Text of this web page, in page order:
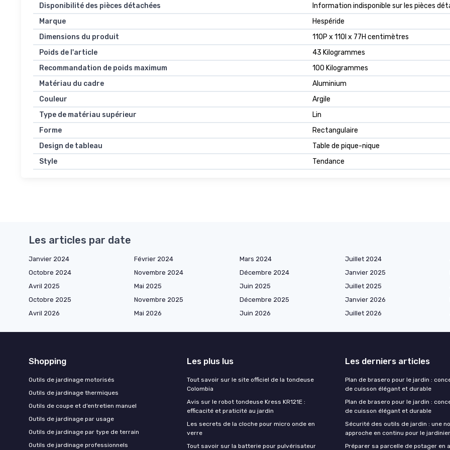
Disponibilité des pièces détachées
‎Information indisponible sur les pièces
Marque
Hespéride
Dimensions du produit
110P x 110l x 77H centimètres
Poids de l'article
43 Kilogrammes
Recommandation de poids maximum
100 Kilogrammes
Matériau du cadre
Aluminium
Couleur
Argile
Type de matériau supérieur
Lin
Forme
Rectangulaire
Design de tableau
Table de pique-nique
Style
Tendance
Les articles par date
Janvier 2024 Février 2024 Mars 2024 Juillet 2024
Octobre 2024
Novembre 2024 Décembre 2024 Janvier 2025
Avril 2025
Mai 2025 Juin 2025 Juillet 2025
Octobre 2025
Novembre 2025 Décembre 2025 Janvier 2026
Avril 2026
Mai 2026 Juin 2026 Juillet 2026
Shopping
Outils de jardinage motorisés
Outils de jardinage thermiques
Outils de coupe et d’entretien manuel
Outils de jardinage par usage
Outils de jardinage par type de terrain
Outils de jardinage professionnels
Les plus lus
Tout savoir sur le site officiel de la tondeuse
Colombia
Avis sur le robot tondeuse Kress KR121E :
efficacité et praticité au jardin
Les secrets de la cloche pour micro onde en
verre
Tout savoir sur la batterie pour pulvérisateur
Les derniers articles
Plan de brasero pour le jardin :
de cuisson élégant et durable
Plan de brasero pour le jardin :
de cuisson élégant et durable
Sécurité des outils de jardin : une
approche en continu pour le
Préparer sa parcelle de potager en